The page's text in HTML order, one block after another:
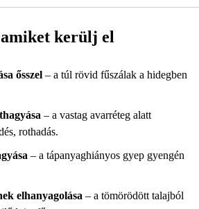
kerülj el
ősszel – a túl rövid fűszálak a hidegben
– a vastag avarréteg alatt
rothadás.
– a tápanyaghiányos gyep gyengén
elhanyagolása – a tömörödött talajból